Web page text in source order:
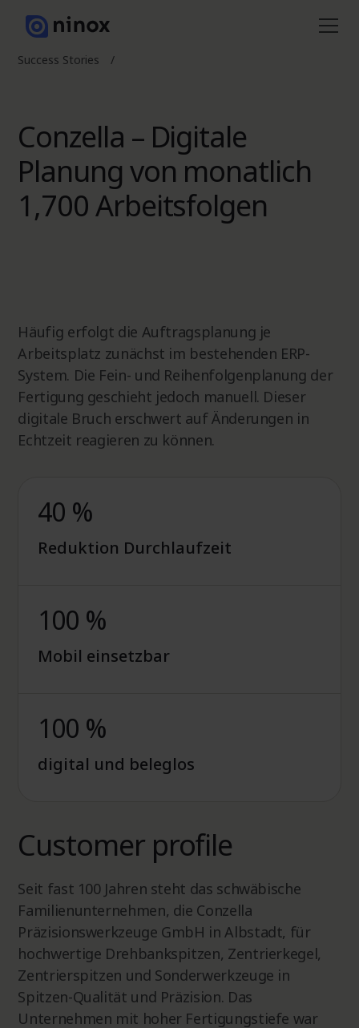
Success Stories /
Conzella – Digitale
Planung von monatlich
1,700 Arbeitsfolgen
Häufig erfolgt die Auftragsplanung je
Arbeitsplatz zunächst im bestehenden ERP-
System. Die Fein- und Reihenfolgenplanung der
Fertigung geschieht jedoch manuell. Dieser
digitale Bruch erschwert auf Änderungen in
Echtzeit reagieren zu können.
40 %
Reduktion Durchlaufzeit
100 %
Mobil einsetzbar
100 %
digital und beleglos
Customer profile
Seit fast 100 Jahren steht das schwäbische
Familienunternehmen, die Conzella
Präzisionswerkzeuge GmbH in Albstadt, für
hochwertige Drehbankspitzen, Zentrierkegel,
Zentrierspitzen und Sonderwerkzeuge in
Spitzen-Qualität und Präzision. Das
Unternehmen mit hoher Fertigungstiefe war